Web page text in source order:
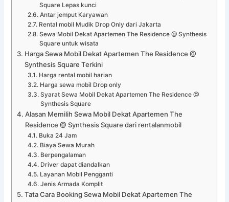
Square Lepas kunci
Antar jemput Karyawan
Rental mobil Mudik Drop Only dari Jakarta
Sewa Mobil Dekat Apartemen The Residence @ Synthesis
Square untuk wisata
Harga Sewa Mobil Dekat Apartemen The Residence @
Synthesis Square Terkini
Harga rental mobil harian
Harga sewa mobil Drop only
Syarat Sewa Mobil Dekat Apartemen The Residence @
Synthesis Square
Alasan Memilih Sewa Mobil Dekat Apartemen The
Residence @ Synthesis Square dari rentalanmobil
Buka 24 Jam
Biaya Sewa Murah
Berpengalaman
Driver dapat diandalkan
Layanan Mobil Pengganti
Jenis Armada Komplit
Tata Cara Booking Sewa Mobil Dekat Apartemen The